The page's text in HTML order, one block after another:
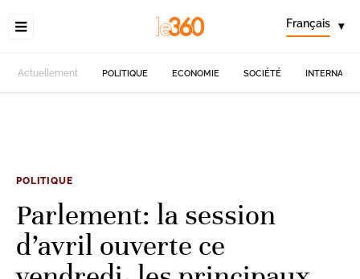
Français ▾
Actuellement POLITIQUE ECONOMIE SOCIÉTÉ
POLITIQUE
Parlement: la session
d’avril ouverte ce